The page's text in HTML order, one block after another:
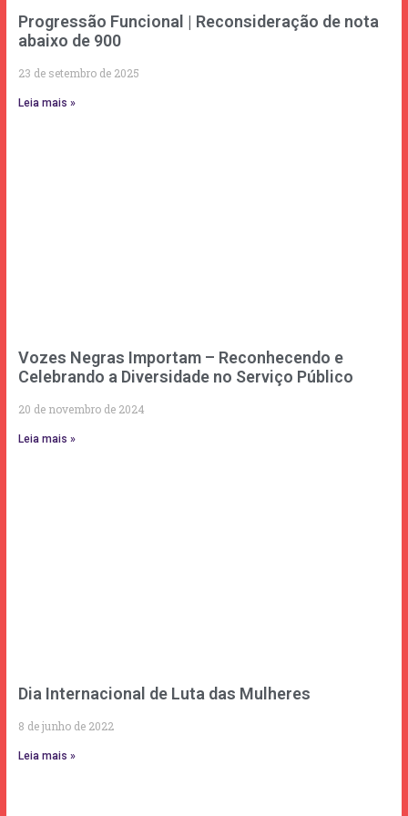
Progressão Funcional | Reconsideração de nota
abaixo de 900
23 de setembro de 2025
Leia mais »
Vozes Negras Importam – Reconhecendo e
Celebrando a Diversidade no Serviço Público
20 de novembro de 2024
Leia mais »
Dia Internacional de Luta das Mulheres
8 de junho de 2022
Leia mais »